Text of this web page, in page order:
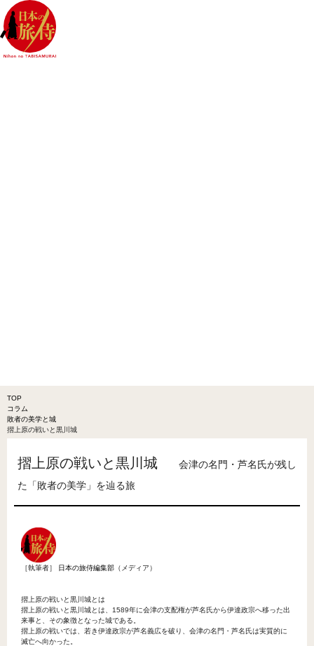
TOP
コラム
敗者の美学と城
摺上原の戦いと黒川城
摺上原の戦いと黒川城
会津の名門・芦名氏が残し
た「敗者の美学」を辿る旅
［執筆者］ 日本の旅侍編集部 （メディア）
摺上原の戦いと黒川城とは
摺上原の戦いと黒川城とは、1589年に会津の支配権が芦名氏から伊達政宗へ移った出
来事と、その象徴となった城である。
摺上原の戦いでは、若き伊達政宗が芦名義広を破り、会津の名門・芦名氏は実質的に
滅亡へ向かった。